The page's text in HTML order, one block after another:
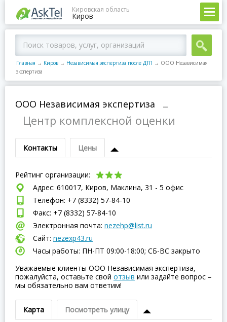
Кировская область
Киров
Главная → Киров → Независимая экспертиза после ДТП → ООО Независимая
экспертиза
ООО Независимая экспертиза
–
Центр комплексной оценки
Контакты Цены
Рейтинг организации:
Адрес: 610017, Киров, Маклина, 31 - 5 офис
Телефон: +7 (8332) 57-84-10
Факс: +7 (8332) 57-84-10
Электронная почта: nezehp@list.ru
Сайт: nezexp43.ru
Часы работы: ПН-ПТ 09:00-18:00; СБ-ВC закрыто
Уважаемые клиенты ООО Независимая экспертиза,
пожалуйста, оставьте свой отзыв или задайте вопрос –
мы обязательно вам ответим!
Карта Посмотреть улицу